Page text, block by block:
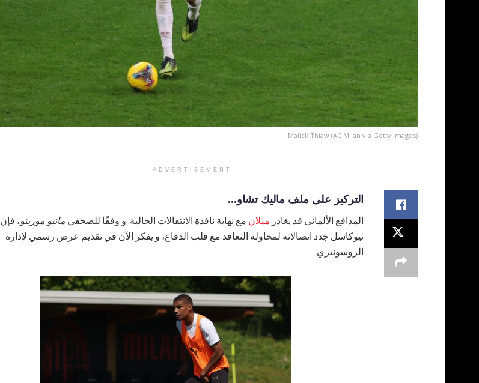
Malick Thiaw (AC Milan via Getty Images)
ADVERTISEMENT
التركيز على ملف ماليك تشاو...
المدافع الألماني قد يغادر ميلان مع نهاية نافذة الانتقالات الحالية. و وفقًا للصحفي ماتيو موريتو، فإن
نيوكاسل جدد اتصالاته لمحاولة التعاقد مع قلب الدفاع، و يفكر الآن في تقديم عرض رسمي لإدارة
الروسونيري.